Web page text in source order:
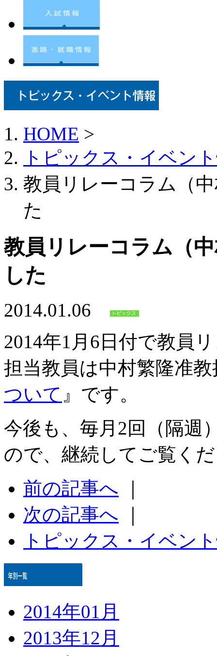
HOME >
トピックス・イベン
教員リレーコラム（
た
教員リレーコラム（
した
2014.01.06
2014年1月6日付で教員
担当教員は中村繁隆准
ついて 』です。
今後も、毎月2回（隔週
ので、継続してご覧く
前の記事へ ｜
次の記事へ ｜
トピックス・イベン
2014年01月
2013年12月